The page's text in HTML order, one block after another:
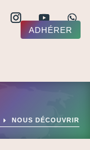
ADHÉRER
NOUS DÉCOUVRIR